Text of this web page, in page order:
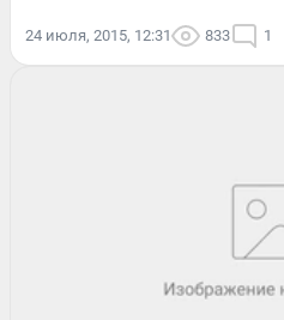
24 июля, 2015, 12:31 833 1